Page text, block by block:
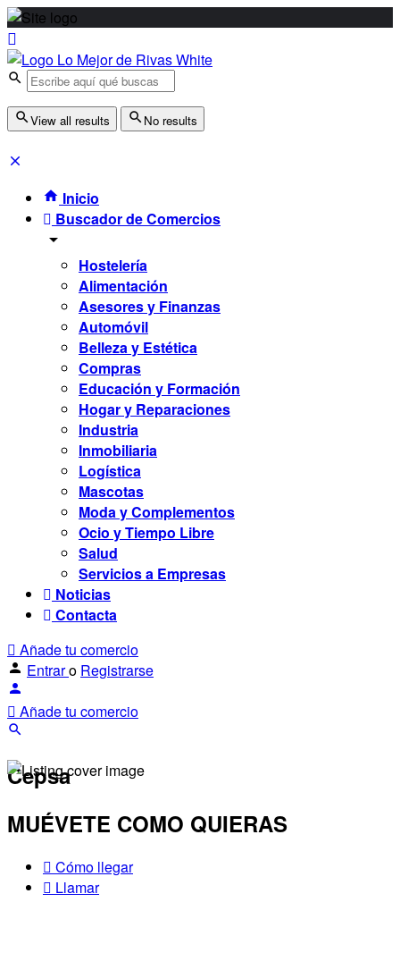
View all results No results
Inicio
Buscador de Comercios
Hostelería
Alimentación
Asesores y Finanzas
Automóvil
Belleza y Estética
Compras
Educación y Formación
Hogar y Reparaciones
Industria
Inmobiliaria
Logística
Mascotas
Moda y Complementos
Ocio y Tiempo Libre
Salud
Servicios a Empresas
Noticias
Contacta
Añade tu comercio
Entraro Registrarse
Añade tu comercio
Cepsa
MUÉVETE COMO QUIERAS
Cómo llegar
Llamar